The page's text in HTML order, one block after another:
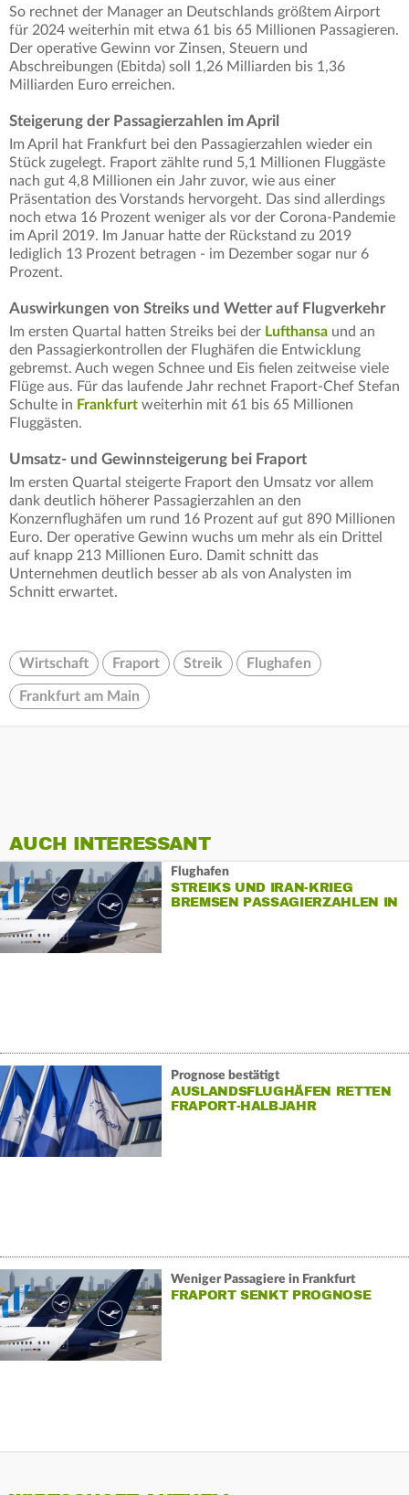
So rechnet der Manager an Deutschlands größtem Airport
für 2024 weiterhin mit etwa 61 bis 65 Millionen Passagieren.
Der operative Gewinn vor Zinsen, Steuern und
Abschreibungen (Ebitda) soll 1,26 Milliarden bis 1,36
Milliarden Euro erreichen.
Steigerung der Passagierzahlen im April
Im April hat Frankfurt bei den Passagierzahlen wieder ein
Stück zugelegt. Fraport zählte rund 5,1 Millionen Fluggäste
nach gut 4,8 Millionen ein Jahr zuvor, wie aus einer
Präsentation des Vorstands hervorgeht. Das sind allerdings
noch etwa 16 Prozent weniger als vor der Corona-Pandemie
im April 2019. Im Januar hatte der Rückstand zu 2019
lediglich 13 Prozent betragen - im Dezember sogar nur 6
Prozent.
Auswirkungen von Streiks und Wetter auf Flugverkehr
Im ersten Quartal hatten Streiks bei der Lufthansa und an
den Passagierkontrollen der Flughäfen die Entwicklung
gebremst. Auch wegen Schnee und Eis fielen zeitweise viele
Flüge aus. Für das laufende Jahr rechnet Fraport-Chef Stefan
Schulte in Frankfurt weiterhin mit 61 bis 65 Millionen
Fluggästen.
Umsatz- und Gewinnsteigerung bei Fraport
Im ersten Quartal steigerte Fraport den Umsatz vor allem
dank deutlich höherer Passagierzahlen an den
Konzernflughäfen um rund 16 Prozent auf gut 890 Millionen
Euro. Der operative Gewinn wuchs um mehr als ein Drittel
auf knapp 213 Millionen Euro. Damit schnitt das
Unternehmen deutlich besser ab als von Analysten im
Schnitt erwartet.
Wirtschaft Fraport Streik Flughafen
Frankfurt am Main
AUCH INTERESSANT
Flughafen
STREIKS UND IRAN-KRIEG
BREMSEN PASSAGIERZAHLEN IN
Prognose bestätigt
AUSLANDSFLUGHÄFEN RETTEN
FRAPORT-HALBJAHR
Weniger Passagiere in Frankfurt
FRAPORT SENKT PROGNOSE